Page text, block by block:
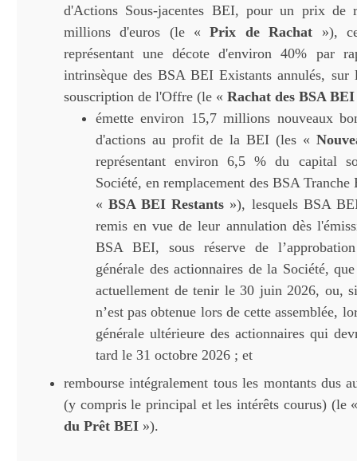
d'Actions Sous-jacentes BEI, pour un prix de
millions d'euros (le «Prix de Rachat »),
représentant une décote d'environ 40% par
intrinsèque des BSA BEI Existants annulés, sur
souscription de l'Offre (le « Rachat des BSA BEI
émette environ 15,7 millions nouveaux
d'actions au profit de la BEI (les «
représentant environ 6,5 % du capital
Société, en remplacement des BSA
«BSA BEI Restants »), lesquels BSA
remis en vue de leur annulation dès
BSA BEI, sous réserve de
générale des actionnaires de la Société,
actuellement de tenir le 30 juin 2026, ou,
n’est pas obtenue lors de cette assemblée,
générale ultérieure des actionnaires qui
tard le 31 octobre 2026 ; et
rembourse intégralement tous les montants dus
(y compris le principal et les intérêts courus) (le
du Prêt BEI »).